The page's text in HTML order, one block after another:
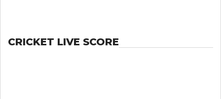
CRICKET LIVE SCORE